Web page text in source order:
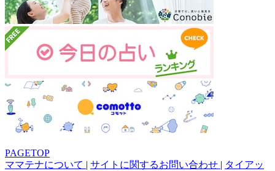
PAGETOP
ママテナについて | サイトに関するお問い合わせ | タイアッ